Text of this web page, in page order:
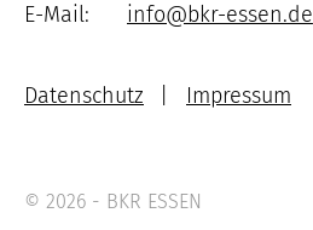
E-Mail:
info@bkr-essen.de
Datenschutz Impressum
© 2026 - BKR ESSEN